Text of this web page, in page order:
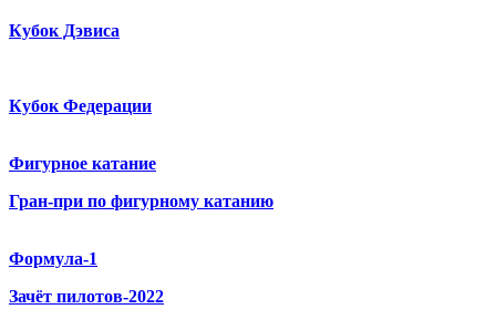
Кубок Дэвиса
Кубок Федерации
Фигурное катание
Гран-при по фигурному катанию
Формула-1
Зачёт пилотов-2022